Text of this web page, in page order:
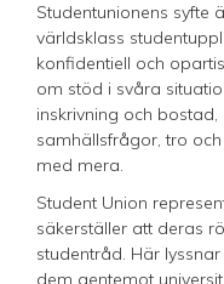
Studentunionens syfte
världsklass
konfidentiell och
om stöd i svåra
inskrivning och
samhällsfrågor, tro
med mera.
Student Union
säkerställer att deras
studentråd. Här
dem gentemot